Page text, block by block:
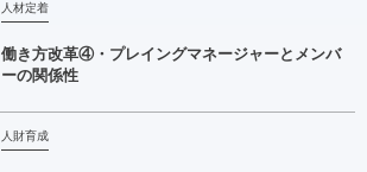
人材定着
働き方改革④・プレイングマネージャーとメンバ
ーの関係性
人財育成